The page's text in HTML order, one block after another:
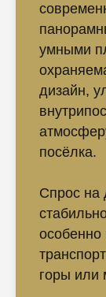
умными
дизайн,
посёлка.
Спрос на
особенно
горы или